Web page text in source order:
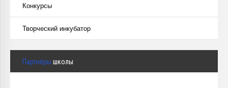
Конкурсы
Творческий инкубатор
Партнёры школы